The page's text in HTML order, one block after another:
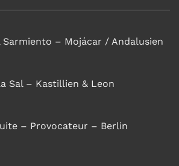
Sarmiento – Mojácar / Andalusien
Sal – Kastillien & Leon
– Provocateur – Berlin